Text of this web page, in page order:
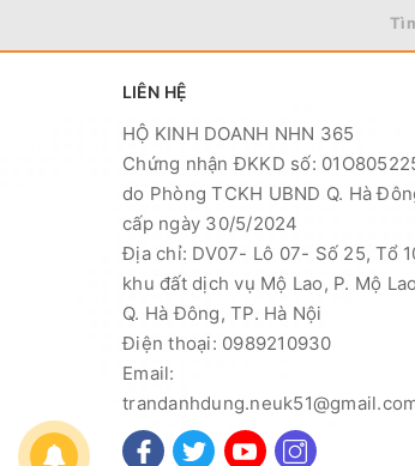
LIÊN HỆ
HỘ KINH DOANH NHN 365
Chứng nhận ĐKKD số:
do Phòng TCKH UBND Q. Hà
cấp ngày 30/5/2024
Địa chỉ: DV07- Lô 07- Số 25, Tổ
khu đất dịch vụ Mộ Lao, P. Mộ
Q. Hà Đông, TP. Hà Nội
Điện thoại: 0989210930
Email: